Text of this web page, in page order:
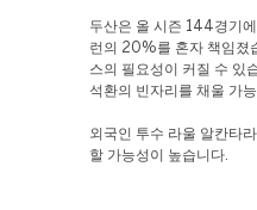
두산은 올 시즌 144경기
런의 20%를 혼자 책임졌
스의 필요성이 커질 수 있
석환의 빈자리를 채울 가
외국인 투수 라울 알칸타
할 가능성이 높습니다.